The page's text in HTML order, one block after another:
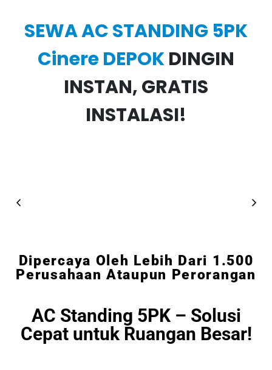
SEWA AC STANDING 5PK
Cinere DEPOKDINGIN
INSTAN, GRATIS
INSTALASI!
Dipercaya Oleh Lebih Dari 1.500
Perusahaan Ataupun Perorangan
AC Standing 5PK – Solusi
Cepat untuk Ruangan Besar!